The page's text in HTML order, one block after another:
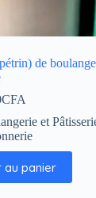
de
CFA
et
au panier